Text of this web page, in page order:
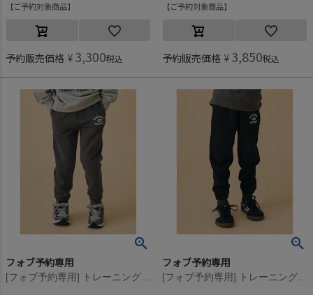
ご予約対象商品
予約販売価格 ¥ 3,300税込
ご予約対象商品
予約販売価格 ¥ 3,850税込
フォブ予約専用 フォブ予約専用